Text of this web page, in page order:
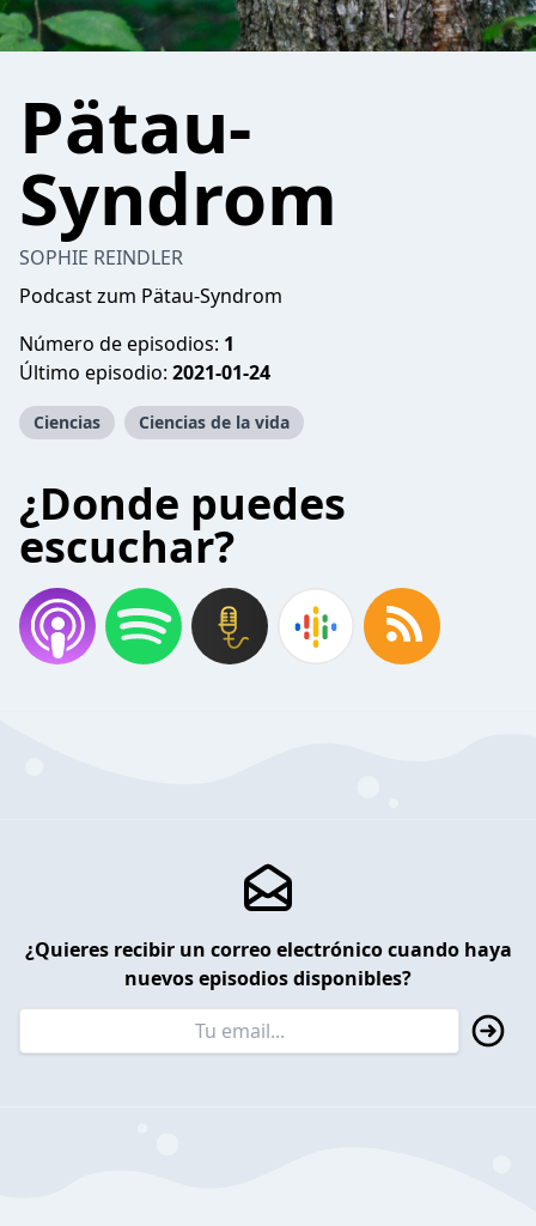
Pätau-
Syndrom
SOPHIE REINDLER
Podcast zum Pätau-Syndrom
Número de episodios: 1
Último episodio: 2021-01-24
Ciencias Ciencias de la vida
¿Donde puedes
escuchar?
¿Quieres recibir un correo electrónico cuando haya
nuevos episodios disponibles?